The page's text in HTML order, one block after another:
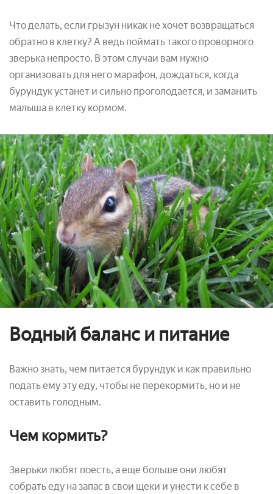
Что делать, если грызун никак не хочет возвращаться
обратно в клетку? А ведь поймать такого проворного
зверька непросто. В этом случаи вам нужно
организовать для него марафон, дождаться, когда
бурундук устанет и сильно проголодается, и заманить
малыша в клетку кормом.
Водный баланс и питание
Важно знать, чем питается бурундук и как правильно
подать ему эту еду, чтобы не перекормить, но и не
оставить голодным.
Чем кормить?
Зверьки любят поесть, а еще больше они любят
собрать еду на запас в свои щеки и унести к себе в